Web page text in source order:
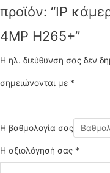
προϊόν: “IP
4MP H265+”
Η ηλ. διεύθυνση σας δεν
σημειώνονται με *
Η βαθμολογία σας
Η αξιολόγησή σας *